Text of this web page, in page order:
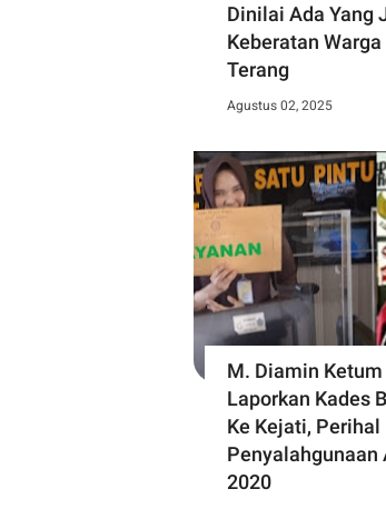
Dinilai Ada Yang
Keberatan
Terang
Agustus 02, 2025
M. Diamin Ketum
Laporkan Kades
Ke Kejati, Perihal
Penyalahgunaan
2020